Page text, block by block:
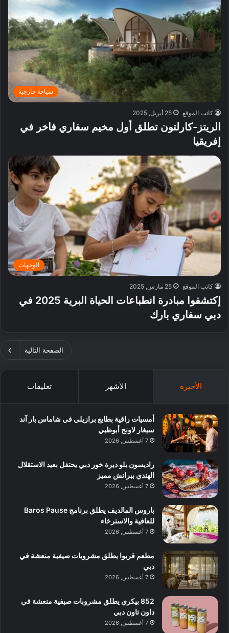
سياحة خارجية
كاتب الموقع 25 أبريل, 2025
الريتز-كارلتون تطلق أول مخيم سفاري فاخر في
إفريقيا
الوجهات
كاتب الموقع 25 مارس, 2025
إكتشفوا مبادرة انطباعات الحياة البرية 2025 في
دبي سفاري بارك
الصفحة التالية
الأخيرة الأشهر تعليقات
أمسيات راقية بطابع برازيلي في شاماس بار آند
سيغار لاونج أبوظبي
7 أغسطس, 2026
راديسون بلو ديرة خور دبي يحتفل بعيد الاستقلال
الهندي ببرانش مميز
7 أغسطس, 2026
باروس المالديف يطلق برنامج Baros Pause
للعافية والاسترخاء
7 أغسطس, 2026
مطعم قربوا يطلق مشروبات صيفية منعشة في
دبي
7 أغسطس, 2026
852 بيكري يطلق مشروبات صيفية منعشة في
داون تاون دبي
7 أغسطس, 2026